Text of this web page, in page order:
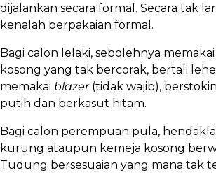
dijalankan secara formal. Secara tak
kenalah berpakaian formal.
Bagi calon lelaki, sebolehnya
kosong yang tak bercorak, bertali
memakai blazer (tidak wajib),
putih dan berkasut hitam.
Bagi calon perempuan pula,
kurung ataupun kemeja kosong
Tudung bersesuaian yang mana tak